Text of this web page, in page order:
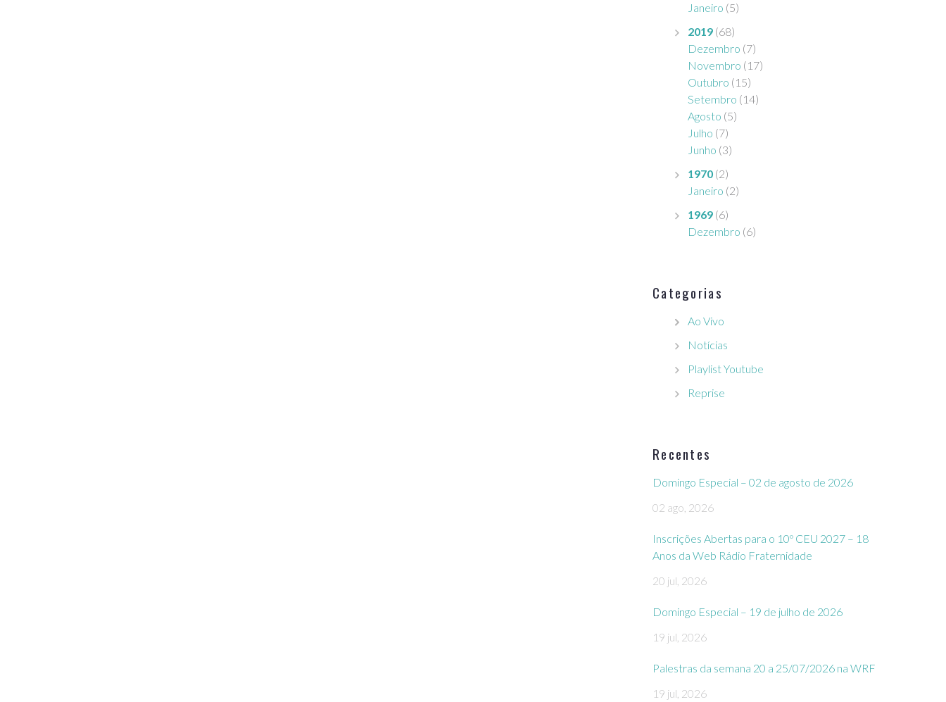
Janeiro (5)
2019 (68)
Dezembro (7)
Novembro (17)
Outubro (15)
Setembro (14)
Agosto (5)
Julho (7)
Junho (3)
1970 (2)
Janeiro (2)
1969 (6)
Dezembro (6)
Categorias
Ao Vivo
Notícias
Playlist Youtube
Reprise
Recentes
Domingo Especial – 02 de agosto de 2026
02 ago, 2026
Inscrições Abertas para o 10º CEU 2027 – 18
Anos da Web Rádio Fraternidade
20 jul, 2026
Domingo Especial – 19 de julho de 2026
19 jul, 2026
Palestras da semana 20 a 25/07/2026 na WRF
19 jul, 2026